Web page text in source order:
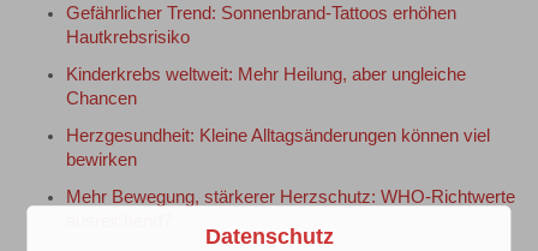
Gefährlicher Trend: Sonnenbrand-Tattoos erhöhen
Hautkrebsrisiko
Kinderkrebs weltweit: Mehr Heilung, aber ungleiche
Chancen
Herzgesundheit: Kleine Alltagsänderungen können viel
bewirken
Mehr Bewegung, stärkerer Herzschutz: WHO-Richtwerte
Datenschutz